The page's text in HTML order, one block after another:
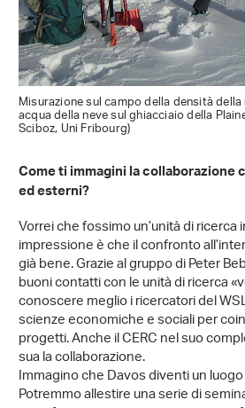
Misurazione sul campo della densità
acqua della neve sul ghiacciaio della
Sciboz, Uni Fribourg)
Come ti immagini la collaborazione
ed esterni?
Vorrei che fossimo un’unità di ricerca
impressione è che il confronto
già bene. Grazie al gruppo di Peter
buoni contatti con le unità di ricerca
conoscere meglio i ricercatori del
scienze economiche e sociali per
progetti. Anche il CERC nel suo
sua la collaborazione.
Immagino che Davos diventi un
Potremmo allestire una serie di